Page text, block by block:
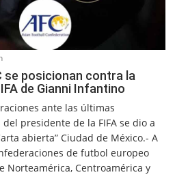
se posicionan contra la
de Gianni Infantino
ante las últimas
presidente de la FIFA se dio a
abierta” Ciudad de México.- A
de futbol europeo
Norteamérica, Centroamérica y